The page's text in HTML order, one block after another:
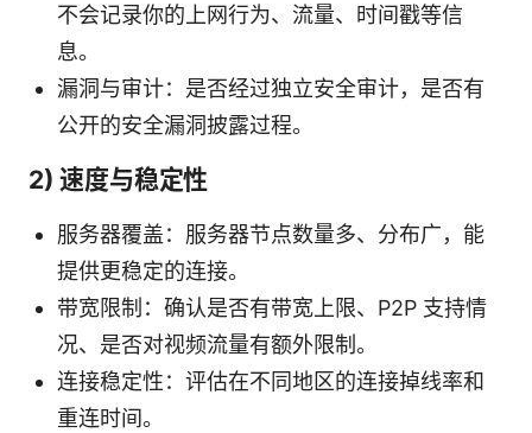
不会记录你的上网行为、流量、时间戳等信
息。
漏洞与审计：是否经过独立安全审计，是否有
公开的安全漏洞披露过程。
2) 速度与稳定性
服务器覆盖：服务器节点数量多、分布广，能
提供更稳定的连接。
带宽限制：确认是否有带宽上限、P2P 支持情
况、是否对视频流量有额外限制。
连接稳定性：评估在不同地区的连接掉线率和
重连时间。